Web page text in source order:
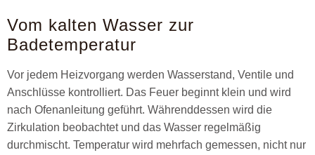
Vom kalten Wasser zur
Badetemperatur
Vor jedem Heizvorgang werden Wasserstand, Ventile und
Anschlüsse kontrolliert. Das Feuer beginnt klein und wird
nach Ofenanleitung geführt. Währenddessen wird die
Zirkulation beobachtet und das Wasser regelmäßig
durchmischt. Temperatur wird mehrfach gemessen, nicht nur